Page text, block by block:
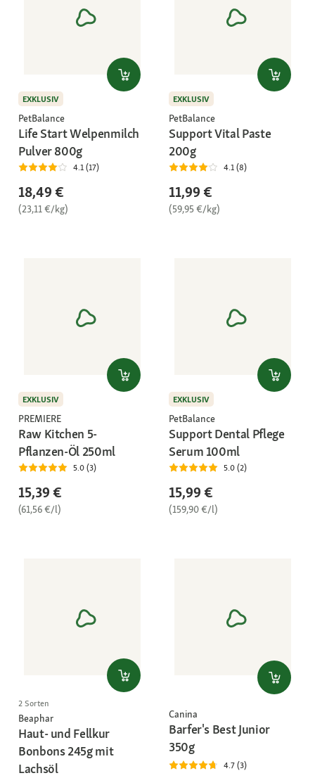
EXKLUSIV
PetBalance
Life Start Welpenmilch
Pulver 800g
4.1 (17)
18,49 €
(23,11 €/kg)
EXKLUSIV
PetBalance
Support Vital Paste
200g
4.1 (8)
11,99 €
(59,95 €/kg)
EXKLUSIV
PREMIERE
Raw Kitchen 5-
Pflanzen-Öl 250ml
5.0 (3)
15,39 €
(61,56 €/l)
EXKLUSIV
PetBalance
Support Dental Pflege
Serum 100ml
5.0 (2)
15,99 €
(159,90 €/l)
2 Sorten
Beaphar
Haut- und Fellkur
Bonbons 245g mit
Lachsöl
Canina
Barfer's Best Junior
350g
4.7 (3)